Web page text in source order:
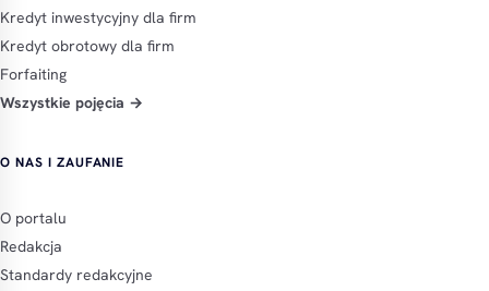
Kredyt inwestycyjny dla firm
Kredyt obrotowy dla firm
Forfaiting
Wszystkie pojęcia →
O NAS I ZAUFANIE
O portalu
Redakcja
Standardy redakcyjne